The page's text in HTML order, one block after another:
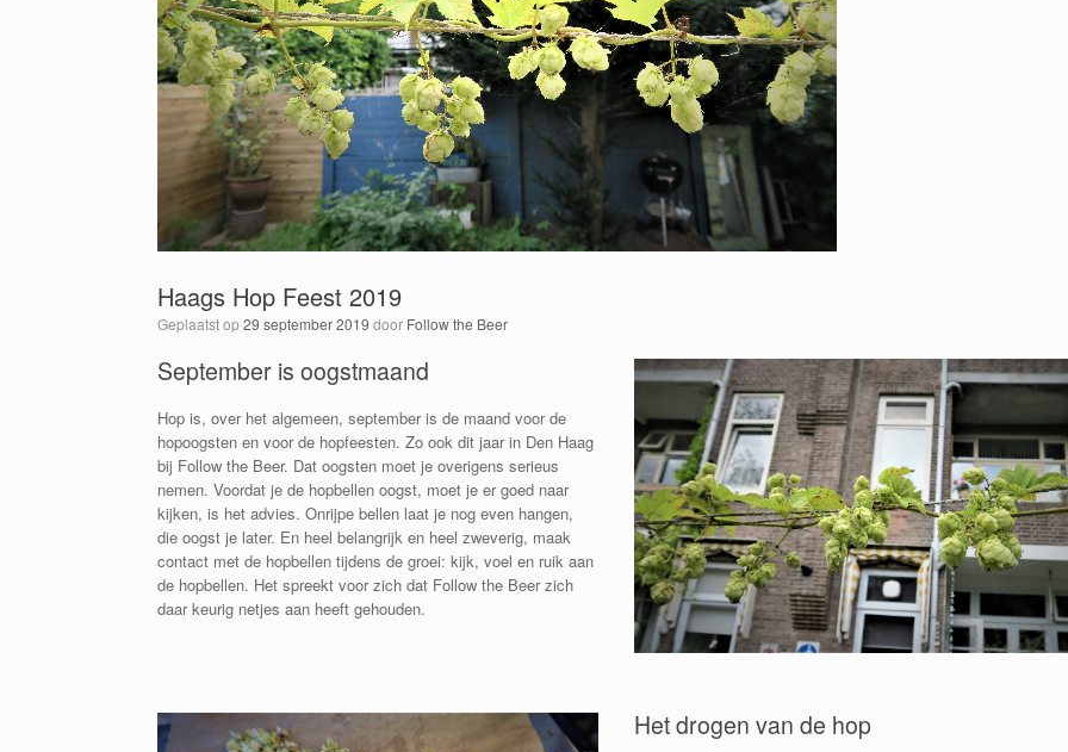
Haags Hop Feest 2019
Geplaatst op29 september 2019 door Follow the Beer
September is oogstmaand
Hop is, over het algemeen, september is de maand voor de
hopoogsten en voor de hopfeesten. Zo ook dit jaar in Den Haag
bij Follow the Beer. Dat oogsten moet je overigens serieus
nemen. Voordat je de hopbellen oogst, moet je er goed naar
kijken, is het advies. Onrijpe bellen laat je nog even hangen,
die oogst je later. En heel belangrijk en heel zweverig, maak
contact met de hopbellen tijdens de groei: kijk, voel en ruik aan
de hopbellen. Het spreekt voor zich dat Follow the Beer zich
daar keurig netjes aan heeft gehouden.
Het drogen van de hop